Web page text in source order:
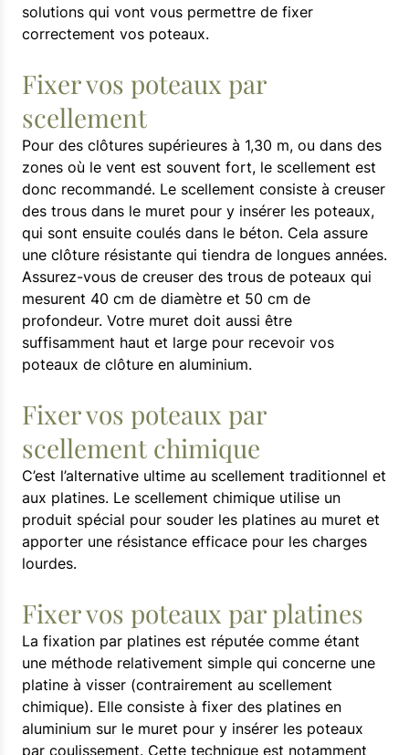
solutions qui vont vous permettre de fixer
correctement vos poteaux.
Fixer vos poteaux par
scellement
Pour des clôtures supérieures à 1,30 m, ou dans des
zones où le vent est souvent fort, le scellement est
donc recommandé. Le scellement consiste à creuser
des trous dans le muret pour y insérer les poteaux,
qui sont ensuite coulés dans le béton. Cela assure
une clôture résistante qui tiendra de longues années.
Assurez-vous de creuser des trous de poteaux qui
mesurent 40 cm de diamètre et 50 cm de
profondeur. Votre muret doit aussi être
suffisamment haut et large pour recevoir vos
poteaux de clôture en aluminium.
Fixer vos poteaux par
scellement chimique
C’est l’alternative ultime au scellement traditionnel et
aux platines. Le scellement chimique utilise un
produit spécial pour souder les platines au muret et
apporter une résistance efficace pour les charges
lourdes.
Fixer vos poteaux par platines
La fixation par platines est réputée comme étant
une méthode relativement simple qui concerne une
platine à visser (contrairement au scellement
chimique). Elle consiste à fixer des platines en
aluminium sur le muret pour y insérer les poteaux
par coulissement. Cette technique est notamment